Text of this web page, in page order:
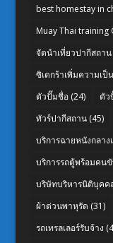
best homestay in
Muay Thai training
จัดนำเที่ยวปากีสถาน
ซิเดกร้าเพิ่มความเป็
ตัวปั๊มชื่อ(24) ตัว
ทัวร์ปากีสถาน(45)
บริการฉายหนังกลาง
บริการรถตู้พร้อมคน
บริษัทบริหารนิติบุคค
ผ้าต่วนพาหุรัด (31)
รถเทรลเลอร์รับจ้าง